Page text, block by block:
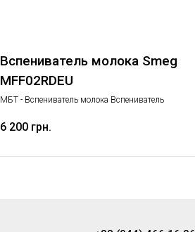
Вспениватель молока Smeg
MFF02RDEU
МБТ - Вспениватель молока Вспениватель
6 200 грн.